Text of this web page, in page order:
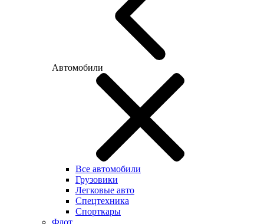
Автомобили
Все автомобили
Грузовики
Легковые авто
Спецтехника
Спорткары
Флот